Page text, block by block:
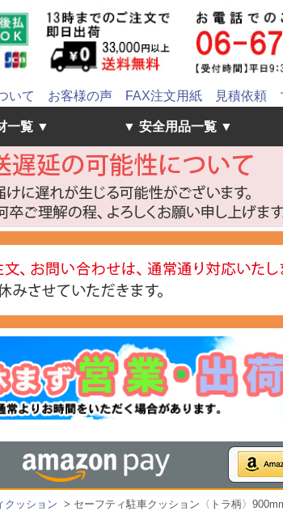
いて お客様の声 FAX注文用紙 見積依頼
一覧 ▼ ▼ 安全用品一覧 ▼
クッション > セーフティ駐車クッション〈トラ柄〉